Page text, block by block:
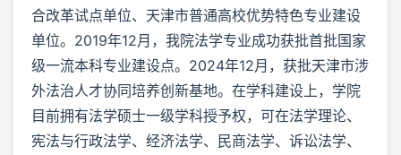
合改革试点单位、天津市普通高校优势特色专业建设
单位。2019年12月，我院法学专业成功获批首批国家
级一流本科专业建设点。2024年12月，获批天津市涉
外法治人才协同培养创新基地。在学科建设上，学院
目前拥有法学硕士一级学科授予权，可在法学理论、
宪法与行政法学、经济法学、民商法学、诉讼法学、